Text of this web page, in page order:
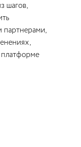
шагов,
партнерами,
платформе